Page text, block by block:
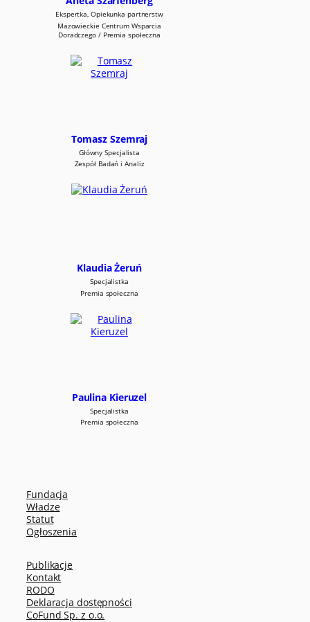
Ekspertka, Opiekunka partnerstw
Mazowieckie Centrum Wsparcia
Doradczego / Premia społeczna
Tomasz Szemraj
Główny Specjalista
Zespół Badań i Analiz
Klaudia Żeruń
Specjalistka
Premia społeczna
Paulina Kieruzel
Specjalistka
Premia społeczna
Fundacja
Władze
Statut
Ogłoszenia
Publikacje
Kontakt
RODO
Deklaracja dostępności
CoFund Sp. z o.o.